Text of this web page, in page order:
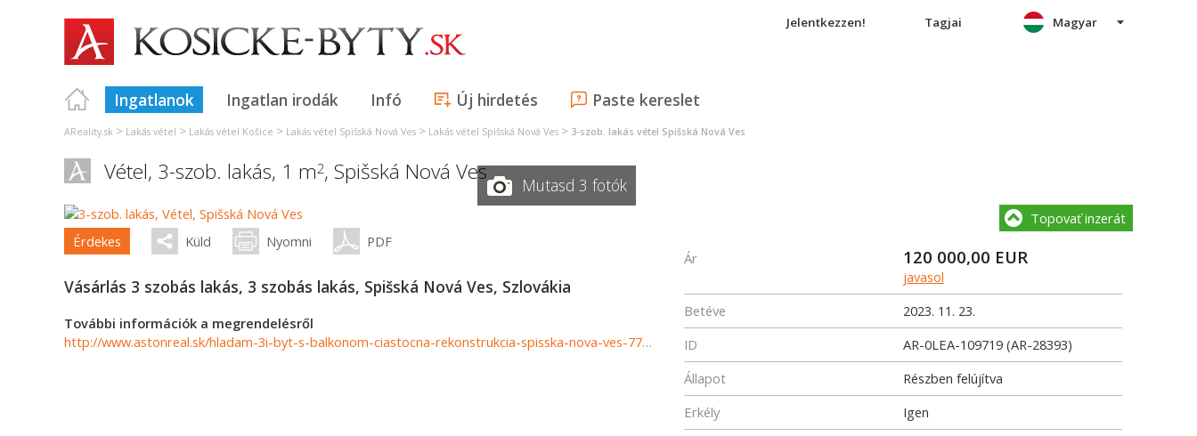
Jelentkezzen! Tagjai
Ingatlanok Ingatlan irodák Infó Új hirdetés Paste kereslet
Magyar
AReality.sk > Lakás vétel > Lakás vétel Košice > Lakás vétel Spišská Nová Ves > Lakás vétel Spišská Nová Ves > 3-szob. lakás vétel Spišská Nová Ves
Vétel, 3-szob. lakás, 1 m2, Spišská Nová Ves Mutasd 3 fotók
Érdekes Küld Nyomni PDF
Vásárlás 3 szobás lakás, 3 szobás lakás, Spišská Nová Ves, Szlovákia
További információk a megrendelésről
http://www.astonreal.sk/hladam-3i-byt-s-balkonom-ciastocna-rekonstrukcia-spisska-nova-ves-776064
Topovať inzerát
Ár 120 000,00 EUR
javasol
Betéve
2023. 11. 23.
ID
AR-0LEA-109719 (AR-28393)
Állapot
Részben felújítva
Erkély
Igen